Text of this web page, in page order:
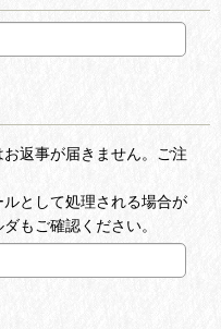
返事が届きません。ご注
として処理される場合が
もご確認ください。